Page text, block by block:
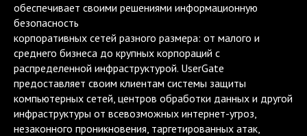
обеспечивает своими решениями информационную
безопасность
корпоративных сетей разного размера: от малого и
среднего бизнеса до крупных корпораций с
распределенной инфраструктурой. UserGate
предоставляет своим клиентам системы защиты
компьютерных сетей, центров обработки данных и другой
инфраструктуры от всевозможных интернет-угроз,
незаконного проникновения, таргетированных атак,